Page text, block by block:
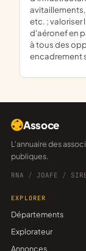
etc. ;
d'aéronef en
à tous des
encadrement
Assoce
L'annuaire des associations françaises, construit sur les données
publiques.
RNA / JOAFE /
EXPLORER
Départements
Explorateur
Annonces